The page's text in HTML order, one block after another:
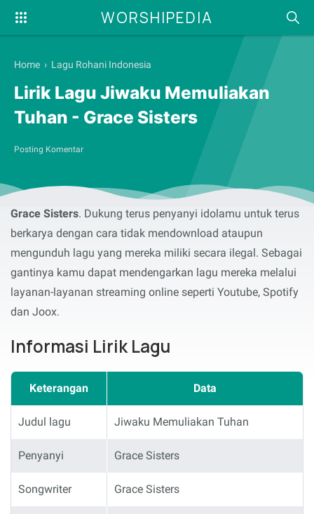
WORSHIPEDIA
Home › Lagu Rohani Indonesia
Lirik Lagu Jiwaku Memuliakan
Tuhan - Grace Sisters
Posting Komentar
Syalom, selamat membaca serta menyanyikan lirik lagu
rohani
Jiwaku Memuliakan Tuhan
yang dibawakan oleh
Grace Sisters. Dukung terus penyanyi idolamu untuk terus
berkarya dengan cara tidak mendownload ataupun
mengunduh lagu yang mereka miliki secara ilegal. Sebagai
gantinya kamu dapat mendengarkan lagu mereka melalui
layanan-layanan streaming online seperti Youtube, Spotify
dan Joox.
Informasi Lirik Lagu
Keterangan Data
Judul lagu Jiwaku Memuliakan Tuhan
Penyanyi Grace Sisters
Songwriter Grace Sisters